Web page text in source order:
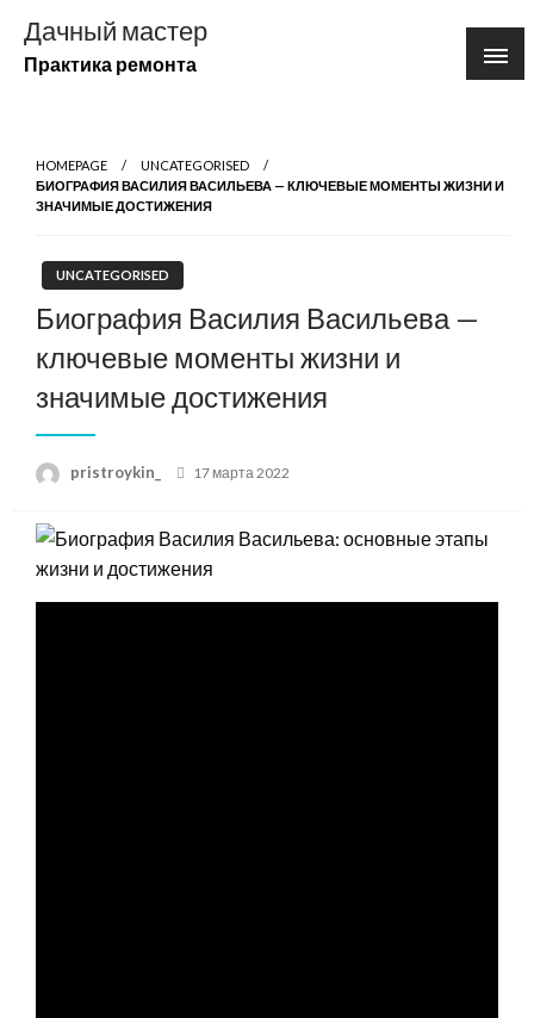
содержимому
Дачный мастер
Практика ремонта
HOMEPAGE
UNCATEGORISED
БИОГРАФИЯ ВАСИЛИЯ ВАСИЛЬЕВА — КЛЮЧЕВЫЕ МОМЕНТЫ ЖИЗНИ И
ЗНАЧИМЫЕ ДОСТИЖЕНИЯ
UNCATEGORISED
Биография Василия Васильева —
ключевые моменты жизни и
значимые достижения
pristroykin_
Posted
17 марта 2022